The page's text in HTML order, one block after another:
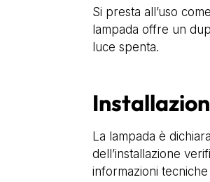
Si presta all’uso
lampada offre un
luce spenta.
La lampada è
dell’installazione
informazioni